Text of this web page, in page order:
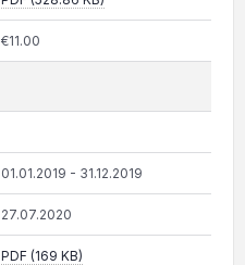
€11.00
01.01.2019 - 31.12.2019
27.07.2020
PDF (169 KB)